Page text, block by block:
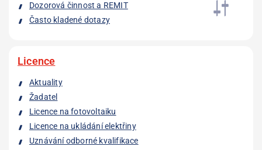
Dozorová činnost a REMIT
Často kladené dotazy
Licence
Aktuality
Žadatel
Licence na fotovoltaiku
Licence na ukládání elektřiny
Uznávání odborné kvalifikace